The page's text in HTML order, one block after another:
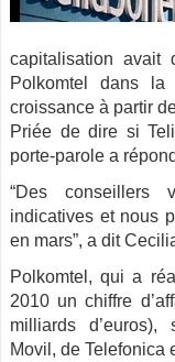
capitalisation avait
Polkomtel dans la
croissance à partir
Priée de dire si
porte-parole a
“Des conseillers
indicatives et nous
en mars”, a dit
Polkomtel, qui a
2010 un chiffre
milliards d’euros),
Movil, de Telefonica